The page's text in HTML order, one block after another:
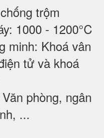
trộm
1000 - 1200°C
minh: Khoá vân
tử và khoá
phòng, ngân
...